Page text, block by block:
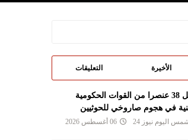
الأخيرة التعليقات
مقتل 38 عنصرا من القوات الحكومية
في هجوم صاروخي للحوثيين
اليوم نيوز 24 06 أغسطس 2026